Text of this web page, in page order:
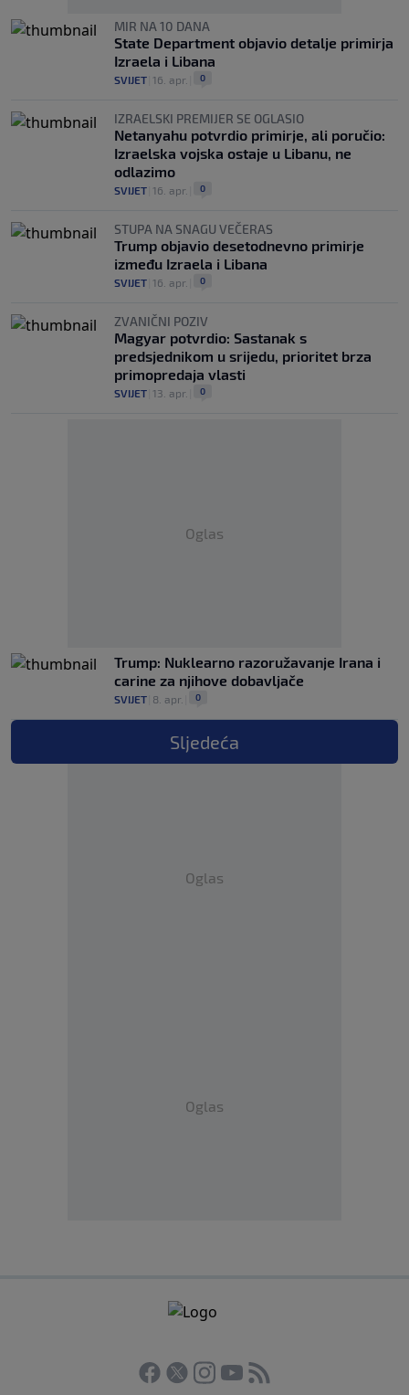
MIR NA 10 DANA
State Department objavio detalje primirja
Izraela i Libana
SVIJET 16. apr. 0
IZRAELSKI PREMIJER SE OGLASIO
Netanyahu potvrdio primirje, ali poručio:
Izraelska vojska ostaje u Libanu, ne
odlazimo
SVIJET 16. apr. 0
STUPA NA SNAGU VEČERAS
Trump objavio desetodnevno primirje
između Izraela i Libana
SVIJET 16. apr. 0
ZVANIČNI POZIV
Magyar potvrdio: Sastanak s
predsjednikom u srijedu, prioritet brza
primopredaja vlasti
SVIJET 13. apr. 0
Oglas
Trump: Nuklearno razoružavanje Irana i
carine za njihove dobavljače
SVIJET 8. apr. 0
Sljedeća
Oglas
Oglas